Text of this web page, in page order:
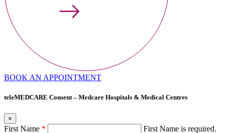
BOOK AN APPOINTMENT
teleMEDCARE Consent – Medcare Hospitals & Medical Centres
×
First Name *
First Name is required.